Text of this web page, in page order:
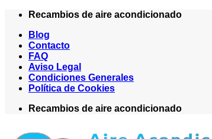
Saltar
contenido
Recambios de aire acondicionado
Blog
Contacto
FAQ
Aviso Legal
Condiciones Generales
Política de Cookies
Recambios de aire acondicionado